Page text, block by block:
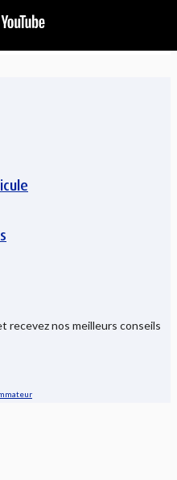
nos meilleurs conseils